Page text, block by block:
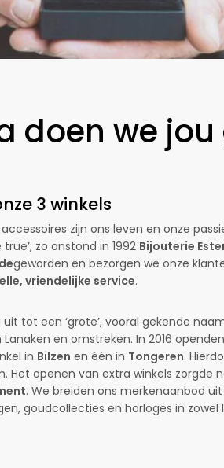
doen we
3 winkels
zijn ons leven en onze
zo onstond in 1992 Bijouterie
geworden en bezorgen we onze
vriendelijke service.
tot een ‘grote’, vooral gekende
en omstreken. In 2016
in Bilzen en één in Tongeren.
Het openen van extra winkels zorgde
. We breiden ons merkenaanbod
, goudcollecties en horloges in zowel